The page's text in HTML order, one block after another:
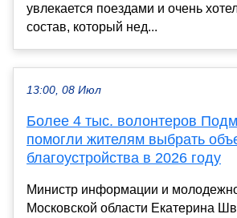
увлекается поездами и очень
состав, который нед...
13:00, 08 Июл
Более 4 тыс. волонтеров
помогли жителям выбрать
благоустройства в 2026 году
Министр информации и
Московской области Екатерина